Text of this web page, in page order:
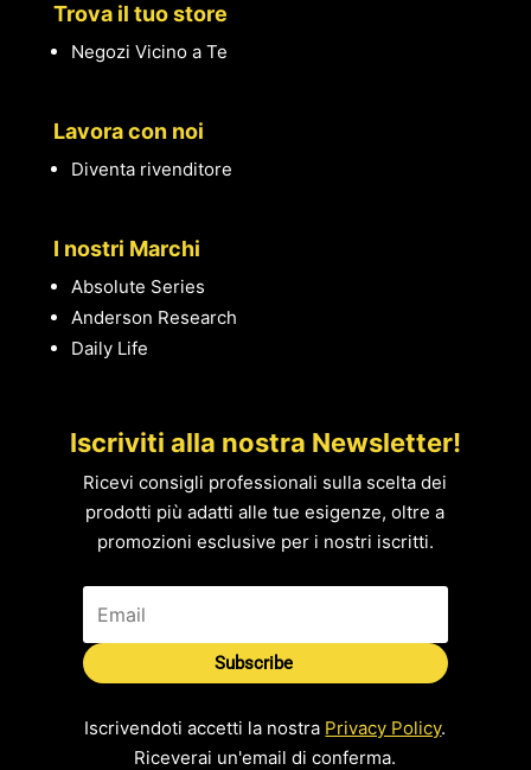
Trova il tuo store
Negozi Vicino a Te
Lavora con noi
Diventa rivenditore
I nostri Marchi
Absolute Series
Anderson Research
Daily Life
Iscriviti alla nostra Newsletter!
Ricevi consigli professionali sulla scelta dei
prodotti più adatti alle tue esigenze, oltre a
promozioni esclusive per i nostri iscritti.
Subscribe
Iscrivendoti accetti la nostra Privacy Policy.
Riceverai un'email di conferma.